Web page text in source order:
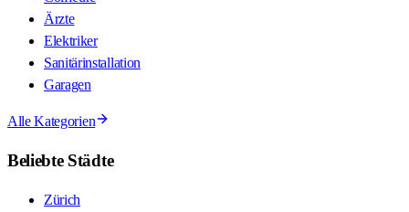
Ärzte
Elektriker
Sanitärinstallation
Garagen
Alle Kategorien
Beliebte Städte
Zürich